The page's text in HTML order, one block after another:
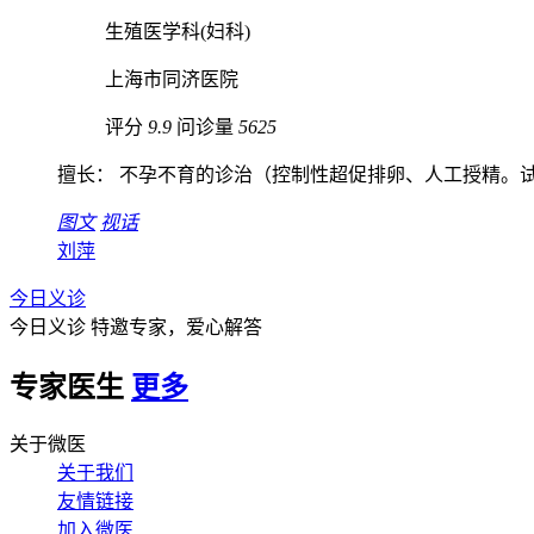
生殖医学科(妇科)
上海市同济医院
评分 9.9 问诊量 5625
擅长： 不孕不育的诊治（控制性超促排卵、人工授精。
图文 视话
刘萍
今日义诊
今日义诊 特邀专家，爱心解答
专家医生 更多
关于微医
关于我们
友情链接